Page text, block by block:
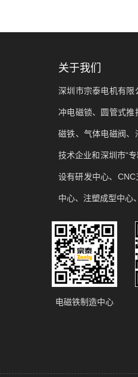
关于我们
深圳市宗泰电机有限
冲电磁锁、圆管式
磁铁、气体电磁阀、
技术企业和深圳市“
设有研发中心、
中心、注塑成型中心
电磁铁制造中心